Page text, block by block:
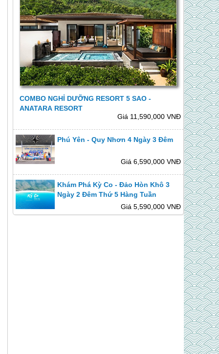
COMBO NGHỈ DƯỠNG RESORT 5 SAO -
ANATARA RESORT
Giá 11,590,000 VNĐ
Phú Yên - Quy Nhơn 4 Ngày 3 Đêm
Giá 6,590,000 VNĐ
Khám Phá Kỳ Co - Đảo Hòn Khô 3
Ngày 2 Đêm Thứ 5 Hàng Tuần
Giá 5,590,000 VNĐ